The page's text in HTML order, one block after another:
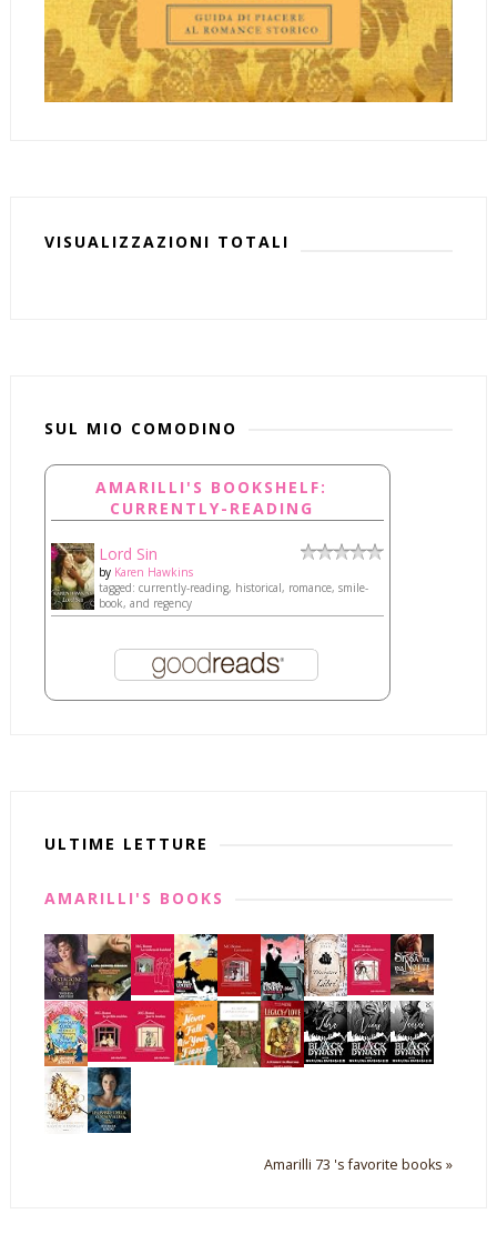
VISUALIZZAZIONI TOTALI
SUL MIO COMODINO
AMARILLI'S BOOKSHELF:
CURRENTLY-READING
Lord Sin
by Karen Hawkins
tagged: currently-reading, historical, romance, smile-
book, and regency
ULTIME LETTURE
AMARILLI'S BOOKS
Amarilli 73 's favorite books »